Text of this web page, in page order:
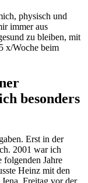
physisch und
immer aus
zu bleiben, mit
x/Woche beim
besonders
Erst in der
2001 war ich
Jahre
Heinz mit den